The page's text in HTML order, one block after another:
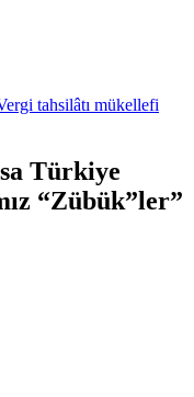
tahsilâtı mükellefi
Türkiye
“Zübük”ler”